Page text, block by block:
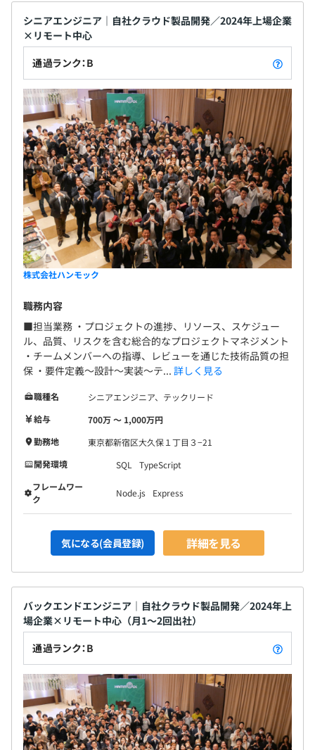
さまの業務効率化をご支援しています。
・社外研修受講（必要に応じて）
・資格合格報奨金制度
・社内ワークショップ
・BTOデスクトップ機（Core i7 3.6GHz / メモリ8GB以
上）
・27インチモニタ
・日毎ブリーフィング（報告会）の実施/週毎アイデア共
・開発に必要な外部プログラム研修受講
・資格合格報奨金制度
新規事業の立ち上げフェーズとなりますので、他部署と協
業しながら事業部責任者と二人三脚でプロジェクトを推進
いただきます。
無期雇用
3か月 ※試用期間中も給与は本採用時と変動なし。
シニアエンジニア｜自社クラウド製品開発／2024年上場企業
×リモート中心
通過ランク：B
株式会社ハンモック
職務内容
■担当業務 ・プロジェクトの進捗、リソース、スケジュー
ル、品質、リスクを含む総合的なプロジェクトマネジメント
・チームメンバーへの指導、レビューを通じた技術品質の担
保 ・要件定義〜設計〜実装〜テ... 詳しく見る
職種名
シニアエンジニア、テックリード
給与
700万 〜 1,000万円
勤務地
東京都新宿区大久保１丁目３−21
開発環境
SQL
TypeScript
フレームワー
ク
Node.js Express
気になる(会員登録) 詳細を見る
バックエンドエンジニア｜自社クラウド製品開発／2024年上
場企業×リモート中心（月1～2回出社）
通過ランク：B